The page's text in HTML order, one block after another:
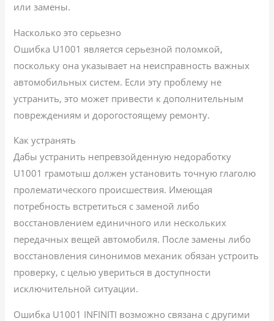
или замены.
Насколько это серьезно
Ошибка U1001 является серьезной поломкой,
поскольку она указывает на неисправность важных
автомобильных систем. Если эту проблему не
устранить, это может привести к дополнительным
повреждениям и дорогостоящему ремонту.
Как устранять
Дабы устранить непревзойденную недоработку
U1001 грамотыш должен установить точную глаголю
пролематического происшествия. Имеющая
потребность встретиться с заменой либо
восстановлением единичного или нескольких
передачных вещей автомобиля. После замены либо
восстановления синонимов механик обязан устроить
проверку, с целью увериться в доступности
исключительной ситуации.
Ошибка U1001 INFINITI возможно связана с другими